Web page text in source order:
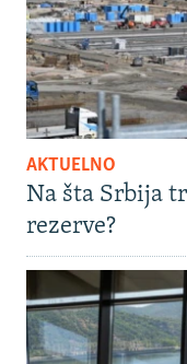
AKTUELNO
Na šta Srbija
rezerve?